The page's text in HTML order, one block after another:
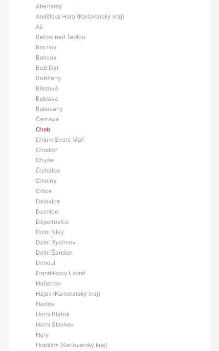
Abertamy
Andělská Hora (Karlovarský kraj)
Aš
Bečov nad Teplou
Bochov
Bohcov
Boží Dar
Božičany
Březová
Bublava
Bukovany
Černava
Cheb
Chlum Svaté Maří
Chodov
Chyše
Čichalov
Cihelny
Citice
Dalovice
Dasnice
Děpoltovice
Dolní Nivy
Dolní Rychnov
Dolní Žandov
Drmoul
Františkovy Lázně
Habartov
Hájek (Karlovarský kraj)
Hazlov
Horní Blatná
Horní Slavkov
Hory
Hradiště (Karlovarský kraj)